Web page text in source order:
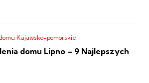
Kujawsko-pomorskie
domu Lipno – 9 Najlepszych